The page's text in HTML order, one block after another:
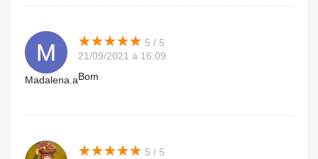
Madalena.a
★★★★★
★★★★★ 5 / 5
21/09/2021 à 16:09
Bom
★★★★★
★★★★★ 5 / 5